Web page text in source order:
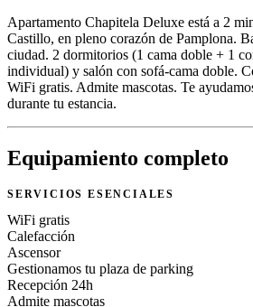
Apartamento Chapitela Deluxe está a 2
Castillo, en pleno corazón de Pamplona.
ciudad. 2 dormitorios (1 cama doble + 1
individual) y salón con sofá-cama doble.
WiFi gratis. Admite mascotas. Te
durante tu estancia.
Equipamiento completo
SERVICIOS ESENCIALES
WiFi gratis
Calefacción
Ascensor
Gestionamos tu plaza de parking
Recepción 24h
Admite mascotas